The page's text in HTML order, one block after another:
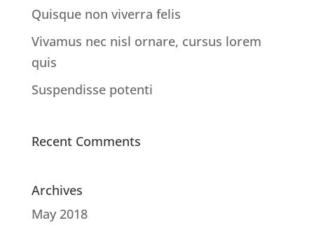
Quisque non viverra felis
Vivamus nec nisl ornare, cursus lorem
quis
Suspendisse potenti
Recent Comments
Archives
May 2018